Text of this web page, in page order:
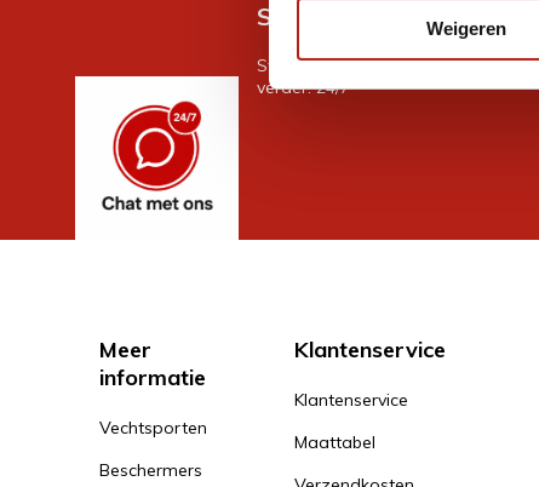
Weigeren
Snel antwoord op je
Stel je vraag in de chat, en we
verder. 24/7
Meer
informatie
Vechtsporten
Beschermers
Klantenservice
Klantenservice
Maattabel